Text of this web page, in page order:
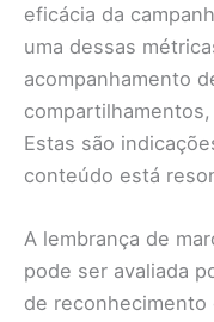
eficácia da
uma dessas
acompanhamento
Estas são
conteúdo está
A lembrança de
pode ser avaliada
de reconhecimento